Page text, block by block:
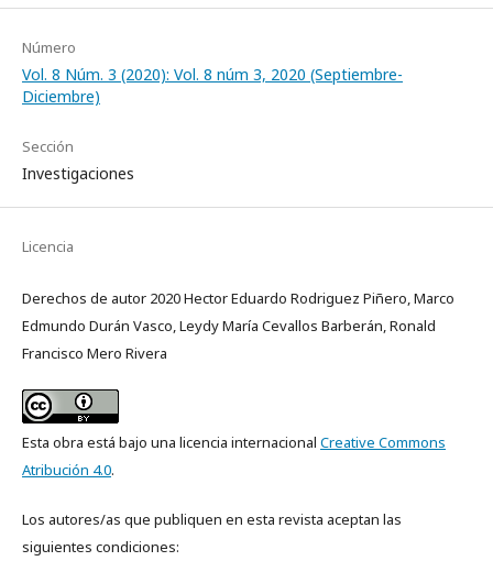
Número
Vol. 8 Núm. 3 (2020): Vol. 8 núm 3, 2020 (Septiembre-
Diciembre)
Sección
Investigaciones
Licencia
Derechos de autor 2020 Hector Eduardo Rodriguez Piñero, Marco
Edmundo Durán Vasco, Leydy María Cevallos Barberán, Ronald
Francisco Mero Rivera
Esta obra está bajo una licencia internacional Creative Commons
Atribución 4.0.
Los autores/as que publiquen en esta revista aceptan las
siguientes condiciones: